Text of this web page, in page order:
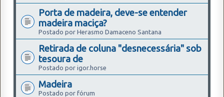
Porta de madeira, deve-se entender
madeira maciça?
Postado por Herasmo Damaceno Santana
Retirada de coluna "desnecessária" sob
tesoura de
Postado por igor.horse
Madeira
Postado por fórum